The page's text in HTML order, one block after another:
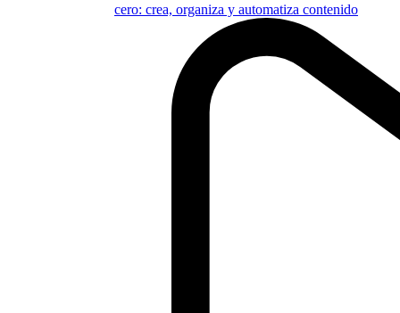
cero: crea, organiza y automatiza contenido